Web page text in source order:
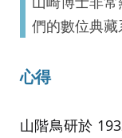
們的數位典藏
心得
山階鳥研於